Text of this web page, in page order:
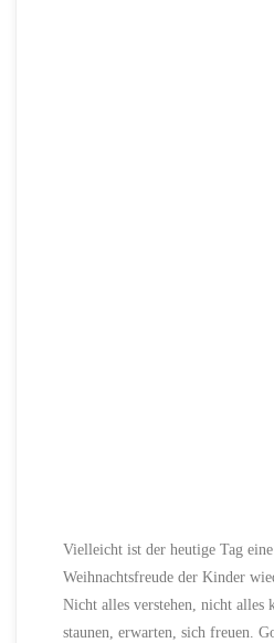
Vielleicht ist der heutige Tag
Weihnachtsfreude der Kinder
Nicht alles verstehen, nicht alles
staunen, erwarten, sich freuen.